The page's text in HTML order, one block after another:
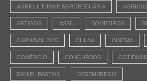
AGRICULTURA E AGROPECUÁRIA
ARTIGOS ASSÚ BOMBEIROS
CARNAVAL 2026 CHUVA CINEMA
COMÉRCIO CONCURSOS
DANIEL BASTOS DESEMPREGO